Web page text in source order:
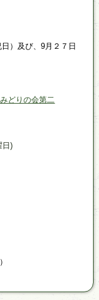
）及び、9月２７日
どりの会第二
日)